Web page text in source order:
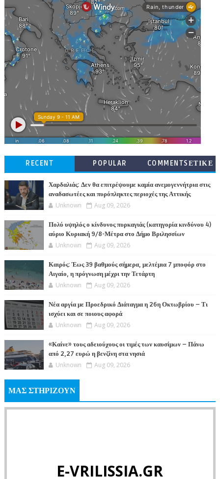
RECENT POPULAR
COMMENTSΕΤΙΚΕ
Χαρδαλιάς: Δεν θα επιτρέψουμε καμία ανεμογεννήτρια στις
αναδασωτέες και πυρόπληκτες περιοχές της Αττικής
Unknown Aug 09, 2026
Πολύ υψηλός ο κίνδυνος πυρκαγιάς (κατηγορία κινδύνου 4)
αύριο Κυριακή 9/8-Μέτρα στο Δήμο Βριλησσίων
Unknown Aug 09, 2026
Καιρός: Έως 39 βαθμούς σήμερα, μελτέμια 7 μποφόρ στο
Αιγαίο, η πρόγνωση μέχρι την Τετάρτη
Unknown Aug 09, 2026
Νέα αργία με Προεδρικό Διάταγμα η 26η Οκτωβρίου – Τι
ισχύει και σε ποιους αφορά
Unknown Aug 09, 2026
«Καίνε» τους αδειούχους οι τιμές των καυσίμων – Πάνω
από 2,27 ευρώ η βενζίνη στα νησιά
Unknown Aug 09, 2026
ΜΑΣ ΣΤΗΡΙΖΟΥΝ
E-VRILISSIA.GR